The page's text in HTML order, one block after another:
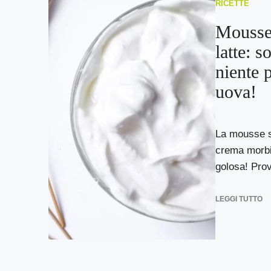
RICETTE
latte:
niente
uova!
La mousse
crema
golosa!
LEGGI TUTTO